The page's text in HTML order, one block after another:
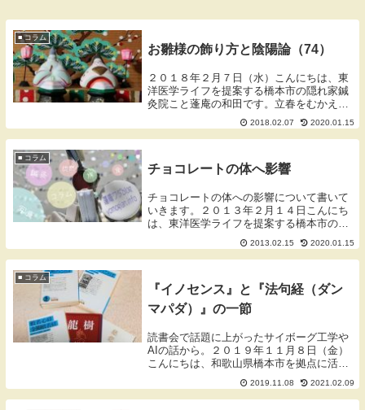
■ コラム
お雛様の飾り方と陰陽論（74）
２０１８年２月７日（水）こんにちは、東
洋医学ライフを提案する橋本市の隠れ家鍼
灸院こと蓬庵の和田です。立春をむかえま
したが寒い日が続いていますね。今朝、治
療院のストーブをいれたら２度でした。和
風の一軒家はとにかく冬が寒いのが困りま
2018.02.07 2020.01.15
■ コラム
チョコレートの体へ影響
チョコレートの体への影響について書いて
いきます。２０１３年２月１４日こんにち
は、東洋医学ライフを提案する橋本市の隠
れ家鍼灸院こと蓬庵の和田です。今日はチ
ョコレートと体にあたえる影響について書
いていきます。チョコレートの体への影響
2013.02.15 2020.01.15
■ コラム
『イノセンス』と『法句経（ダン
マパダ）』の一節
読書会で話題に上がったサイボーグ工学や
AIの話から。２０１９年１１月８日（金）
こんにちは、和歌山県橋本市を拠点に活動
しております蓬庵（よもぎあん）のワダで
す。ブログをご覧いただきありがとうござ
います。読書会とダンマパダ読書会読書が
2019.11.08 2021.02.09